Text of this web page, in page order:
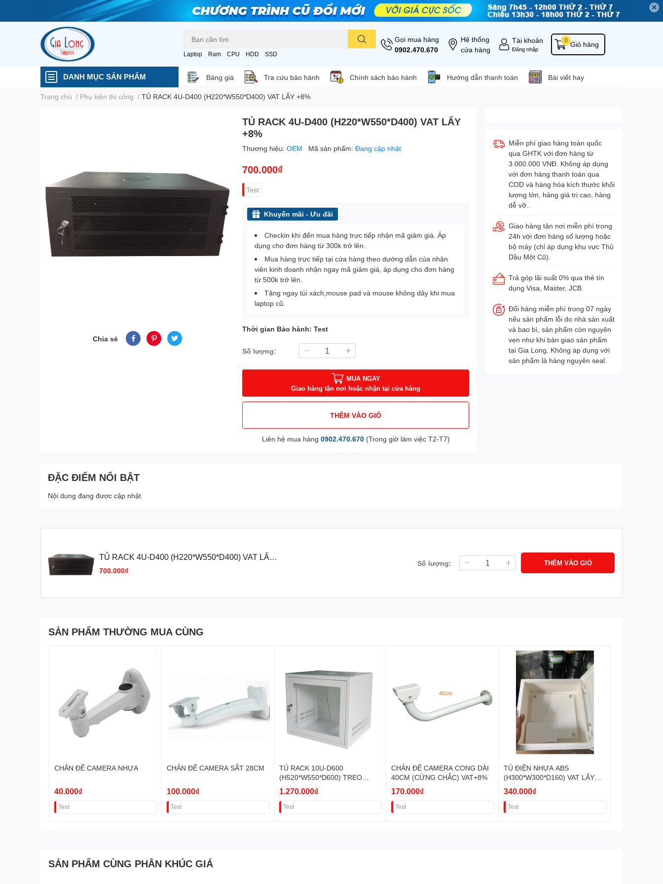
✕
Laptop Ram CPU HDD SSD
Gọi mua hàng
0902.470.670
Hệ thống
cửa hàng
Tài khoản
Đăng nhập
Giỏ hàng
0
DANH MỤC SẢN PHẨM Bảng giá Tra cứu bảo hành Chính sách bảo hành Hướng dẫn thanh toán Bài viết hay
Trang chủ / Phụ kiện thi công / TỦ RACK 4U-D400 (H220*W550*D400) VAT LẤY +8%
Chia sẻ
TỦ RACK 4U-D400 (H220*W550*D400) VAT LẤY
+8%
Thương hiệu:OEM Mã sản phẩm:Đang cập nhật
700.000₫
Test
Khuyến mãi - Ưu đãi
Checkin khi đến mua hàng trực tiếp nhận mã giảm giá. Áp
dụng cho đơn hàng từ 300k trở lên.
Mua hàng trực tiếp tại cửa hàng theo dướng dẫn của nhân
viên kinh doanh nhận ngay mã giảm giá, áp dụng cho đơn hàng
từ 500k trở lên.
Tặng ngay túi xách,mouse pad và mouse không dây khi mua
laptop cũ.
Thời gian Bảo hành: Test
Số lượng:
MUA NGAY
Giao hàng tận nơi hoặc nhận tại cửa hàng
THÊM VÀO GIỎ
Liên hệ mua hàng 0902.470.670(Trong giờ làm việc T2-T7)
Miễn phí giao hàng toàn quốc
qua GHTK với đơn hàng từ
3.000.000 VNĐ. Không áp dụng
với đơn hàng thanh toán qua
COD và hàng hóa kích thước khối
lượng lớn, hàng giá trị cao, hàng
dễ vỡ..
Giao hàng tận nơi miễn phí trong
24h với đơn hàng số lượng hoặc
bộ máy (chỉ áp dụng khu vực Thủ
Dầu Một Cũ).
Trả góp lãi suất 0% qua thẻ tín
dụng Visa, Master, JCB
Đổi hàng miễn phí trong 07 ngày
nếu sản phẩm lỗi do nhà sản xuất
và bao bì, sản phẩm còn nguyên
vẹn như khi bàn giao sản phẩm
tại Gia Long. Không áp dụng với
sản phẩm là hàng nguyên seal.
ĐẶC ĐIỂM NỔI BẬT
Nội dung đang được cập nhật
TỦ RACK 4U-D400 (H220*W550*D400) VAT LẤY
+8%
700.000₫
Số lượng: THÊM VÀO GIỎ
SẢN PHẨM THƯỜNG MUA CÙNG
CHÂN ĐẾ CAMERA NHỰA
40.000₫
Test
CHÂN ĐẾ CAMERA SẮT 28CM
100.000₫
Test
TỦ RACK 10U-D600
(H520*W550*D600) TREO
TƯỜNG
1.270.000₫
Test
CHÂN ĐẾ CAMERA CONG DÀI
40CM (CỨNG CHẮC) VAT+8%
170.000₫
Test
TỦ ĐIỆN NHỰA ABS
(H300*W300*D160) VAT LẤY
+8%
340.000₫
Test
SẢN PHẨM CÙNG PHÂN KHÚC GIÁ